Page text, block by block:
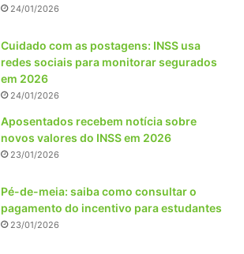
24/01/2026
Cuidado com as postagens: INSS usa
redes sociais para monitorar segurados
em 2026
24/01/2026
Aposentados recebem notícia sobre
novos valores do INSS em 2026
23/01/2026
Pé-de-meia: saiba como consultar o
pagamento do incentivo para estudantes
23/01/2026